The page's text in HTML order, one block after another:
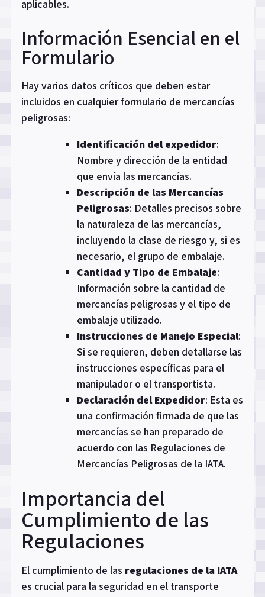
aplicables.
Información Esencial en el
Formulario
Hay varios datos críticos que deben estar
incluidos en cualquier formulario de mercancías
peligrosas:
Identificación del expedidor:
Nombre y dirección de la entidad
que envía las mercancías.
Descripción de las Mercancías
Peligrosas: Detalles precisos sobre
la naturaleza de las mercancías,
incluyendo la clase de riesgo y, si es
necesario, el grupo de embalaje.
Cantidad y Tipo de Embalaje:
Información sobre la cantidad de
mercancías peligrosas y el tipo de
embalaje utilizado.
Instrucciones de Manejo Especial:
Si se requieren, deben detallarse las
instrucciones específicas para el
manipulador o el transportista.
Declaración del Expedidor: Esta es
una confirmación firmada de que las
mercancías se han preparado de
acuerdo con las Regulaciones de
Mercancías Peligrosas de la IATA.
Importancia del
Cumplimiento de las
Regulaciones
El cumplimiento de las regulaciones de la IATA
es crucial para la seguridad en el transporte